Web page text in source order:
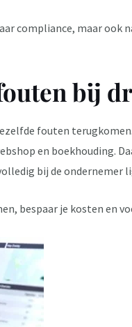
compliance, maar
bij
fouten
en boekhouding.
bij de ondernemer
bespaar je kosten en